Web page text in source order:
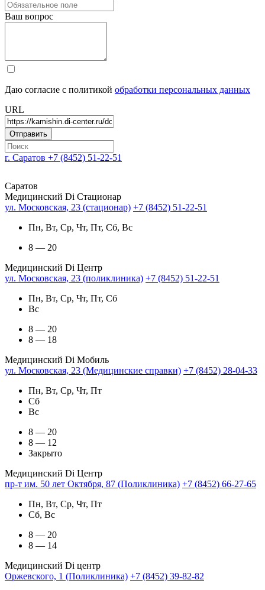
Ваш вопрос
Даю согласие с политикой обработки персональных данных
URL
г. Саратов +7 (8452) 51-22-51
Саратов
Медицинский Di Стационар
ул. Московская, 23 (стационар) +7 (8452) 51-22-51
Пн, Вт, Ср, Чт, Пт, Сб, Вс
8 — 20
Медицинский Di Центр
ул. Московская, 23 (поликлиника) +7 (8452) 51-22-51
Пн, Вт, Ср, Чт, Пт, Сб
Вс
8 — 20
8 — 18
Медицинский Di Мобиль
ул. Московская, 23 (Медицинские справки) +7 (8452) 28-04-33
Пн, Вт, Ср, Чт, Пт
Сб
Вс
8 — 20
8 — 12
Закрыто
Медицинский Di Центр
пр-т им. 50 лет Октября, 87 (Поликлиника) +7 (8452) 66-27-65
Пн, Вт, Ср, Чт, Пт
Сб, Вс
8 — 20
8 — 14
Медицинский Di центр
Оржевского, 1 (Поликлиника) +7 (8452) 39-82-82